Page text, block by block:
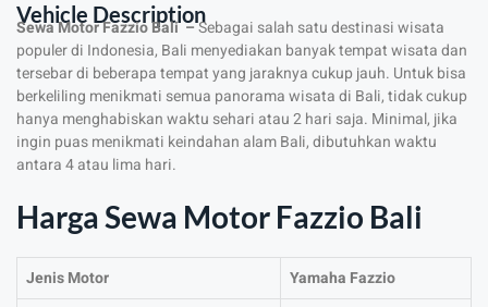
Vehicle Description
Sewa Motor Fazzio Bali –Sebagai salah satu destinasi wisata
populer di Indonesia, Bali menyediakan banyak tempat wisata dan
tersebar di beberapa tempat yang jaraknya cukup jauh. Untuk bisa
berkeliling menikmati semua panorama wisata di Bali, tidak cukup
hanya menghabiskan waktu sehari atau 2 hari saja. Minimal, jika
ingin puas menikmati keindahan alam Bali, dibutuhkan waktu
antara 4 atau lima hari.
Harga Sewa Motor Fazzio Bali
Jenis Motor
Yamaha Fazzio